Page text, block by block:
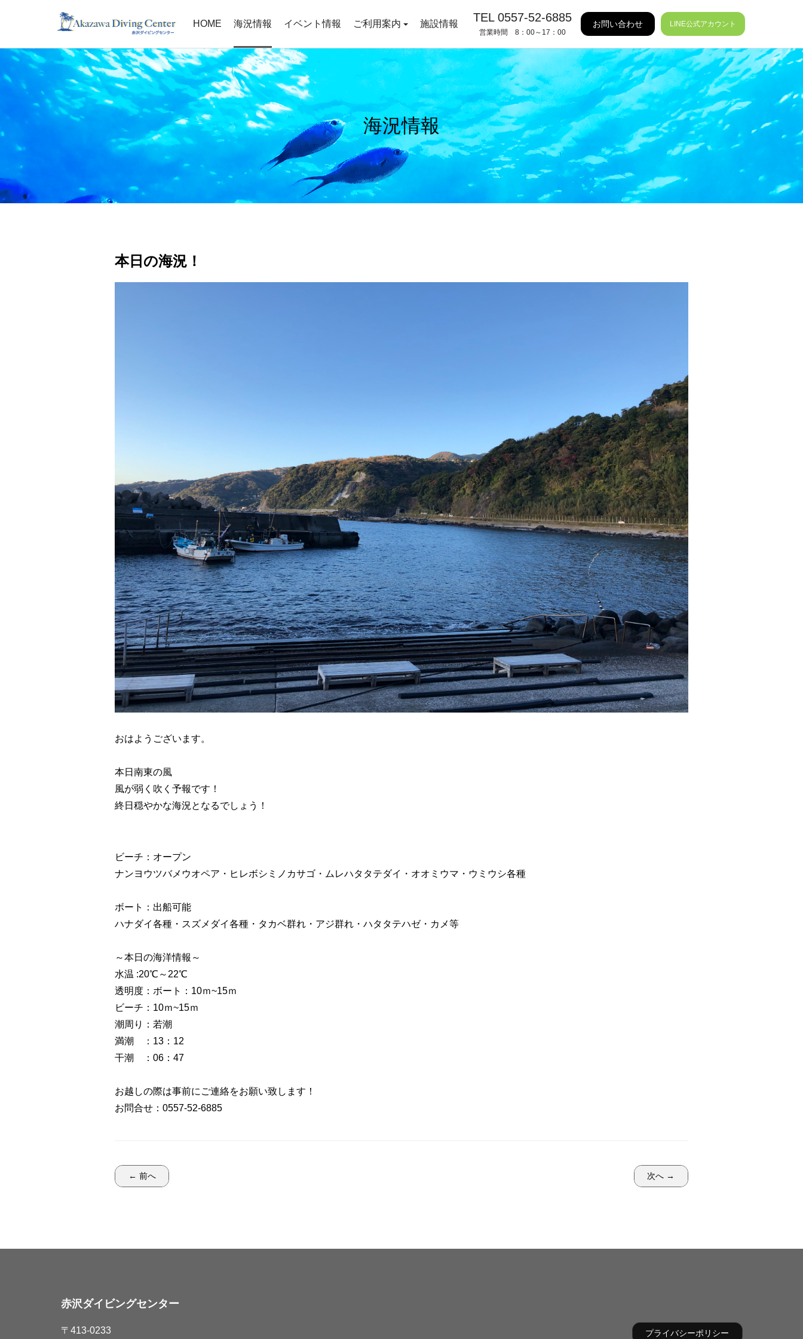
HOME 海況情報 イベント情報 ご利用案内 施設情報 TEL 0557-52-6885
営業時間 8：00～17：00
お問い合わせ LINE公式アカウント
海況情報
本日の海況！
おはようございます。
本日南東の風
風が弱く吹く予報です！
終日穏やかな海況となるでしょう！
ビーチ：オープン
ナンヨウツバメウオペア・ヒレボシミノカサゴ・ムレハタタテダイ・オオミウマ・ウミウシ各種
ボート：出船可能
ハナダイ各種・スズメダイ各種・タカベ群れ・アジ群れ・ハタタテハゼ・カメ等
～本日の海洋情報～
水温 :20℃～22℃
透明度：ボート：10ｍ~15ｍ
ビーチ：10ｍ~15ｍ
潮周り：若潮
満潮 ：13：12
干潮 ：06：47
お越しの際は事前にご連絡をお願い致します！
お問合せ：0557-52-6885
← 前へ 次へ →
赤沢ダイビングセンター
〒413-0233 プライバシーポリシー